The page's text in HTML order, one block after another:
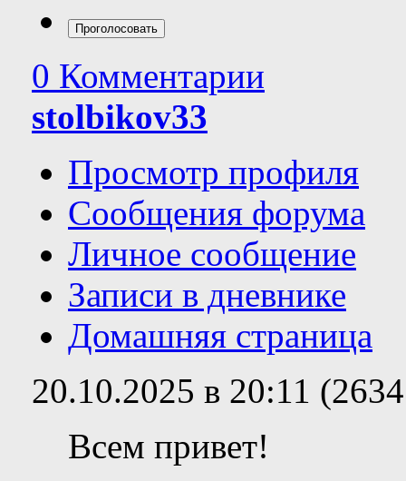
0 Комментарии
stolbikov33
Просмотр профиля
Сообщения форума
Личное сообщение
Записи в дневнике
Домашняя страница
20.10.2025 в 20:11
Всем привет!